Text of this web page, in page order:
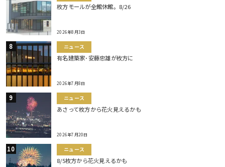
枚方モールが全館休館。8/26
2026年8月3日
ニュース
有名建築家･安藤忠雄が枚方に
2026年7月8日
ニュース
あさって枚方から花火見えるかも
2026年7月20日
ニュース
8/5枚方から花火見えるかも